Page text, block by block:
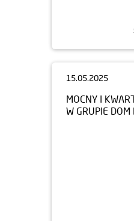
15.05.2025
MOCNY I
W GRUPIE